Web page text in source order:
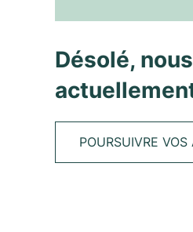
Désolé,
POURSUIVRE VOS